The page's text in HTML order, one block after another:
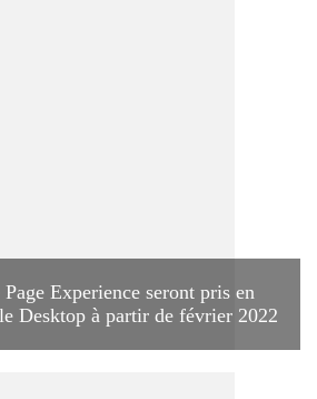
Experience seront pris en
Desktop à partir de février 2022